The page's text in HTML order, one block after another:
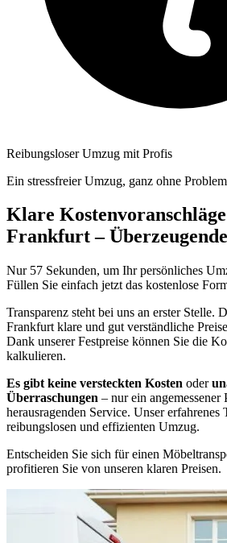
Reibungsloser Umzug mit Profis
Ein stressfreier Umzug, ganz ohne
Klare
Frankfurt –
Nur 57 Sekunden, um Ihr persönliches
Füllen Sie einfach jetzt das kostenlose
Transparenz steht bei uns an erster Stelle.
Frankfurt klare und gut verständliche
Dank unserer Festpreise können Sie die
kalkulieren.
Es gibt keine versteckten Kosten oder
Überraschungen – nur ein angemessener
herausragenden Service. Unser erfahrenes
reibungslosen und effizienten Umzug.
Entscheiden Sie sich für einen
profitieren Sie von unseren klaren Preisen.